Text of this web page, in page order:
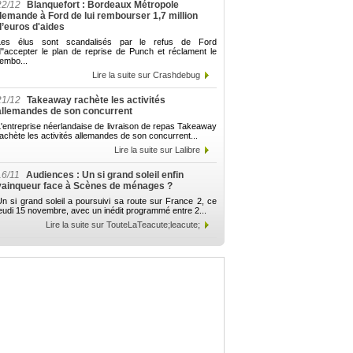
12
Blanquefort : Bordeaux Métropole
à Ford de lui rembourser 1,7 million
d'aides
élus sont scandalisés par le refus de Ford
le plan de reprise de Punch et réclament le
Lire la suite sur Crashdebug
12 Takeaway rachète les activités
de son concurrent
néerlandaise de livraison de repas Takeaway
les activités allemandes de son concurrent...
Lire la suite sur Lalibre
11
Audiences : Un si grand soleil enfin
face à Scènes de ménages ?
si grand soleil a poursuivi sa route sur France 2, ce
15 novembre, avec un inédit programmé entre 2...
Lire la suite sur TouteLaTeacute;leacute;